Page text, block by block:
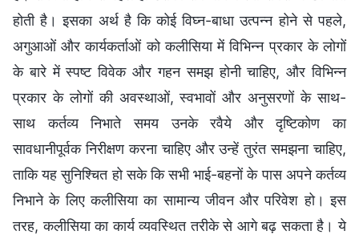
होती है। इसका अर्थ है कि कोई विघ्न-बाधा उत्पन्न होने से पहले,
अगुआओं और कार्यकर्ताओं को कलीसिया में विभिन्न प्रकार के लोगों
के बारे में स्पष्ट विवेक और गहन समझ होनी चाहिए, और विभिन्न
प्रकार के लोगों की अवस्थाओं, स्वभावों और अनुसरणों के साथ-
साथ कर्तव्य निभाते समय उनके रवैये और दृष्टिकोण का
सावधानीपूर्वक निरीक्षण करना चाहिए और उन्हें तुरंत समझना चाहिए,
ताकि यह सुनिश्चित हो सके कि सभी भाई-बहनों के पास अपने कर्तव्य
निभाने के लिए कलीसिया का सामान्य जीवन और परिवेश हो। इस
तरह, कलीसिया का कार्य व्यवस्थित तरीके से आगे बढ़ सकता है। ये